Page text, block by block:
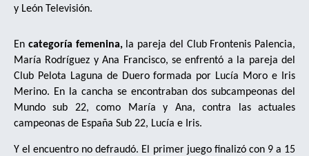
y León Televisión.
En categoría femenina, la pareja del Club Frontenis Palencia,
María Rodríguez y Ana Francisco, se enfrentó a la pareja del
Club Pelota Laguna de Duero formada por Lucía Moro e Iris
Merino. En la cancha se encontraban dos subcampeonas del
Mundo sub 22, como María y Ana, contra las actuales
campeonas de España Sub 22, Lucía e Iris.
Y el encuentro no defraudó. El primer juego finalizó con 9 a 15